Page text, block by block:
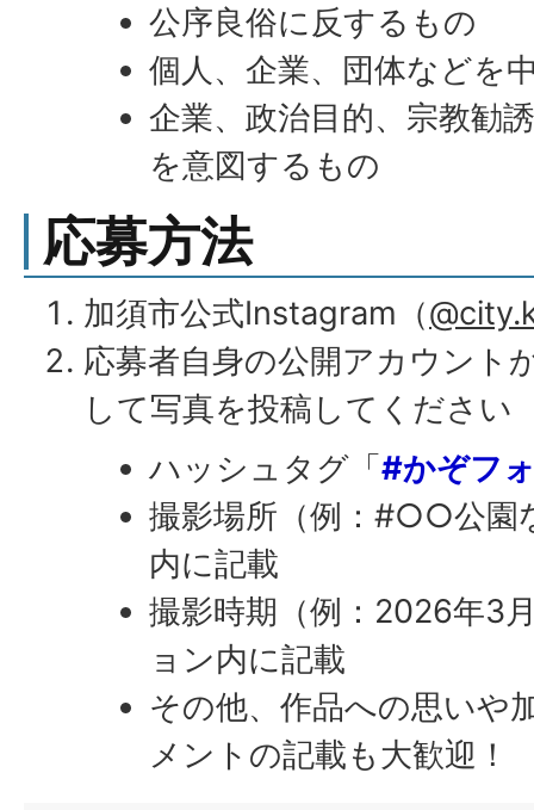
公序良俗に反するもの
個人、企業、団体などを
企業、政治目的、宗教勧
を意図するもの
応募方法
加須市公式Instagram（
応募者自身の公開アカウント
して写真を投稿してください
ハッシュタグ「#かぞフ
撮影場所（例：#○○公園
内に記載
撮影時期（例：2026年3
ョン内に記載
その他、作品への思いや
メントの記載も大歓迎！